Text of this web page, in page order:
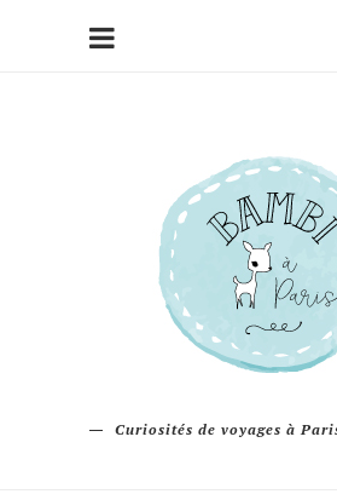
Curiosités de voyages à